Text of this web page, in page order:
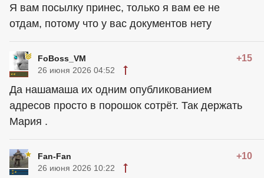
Я вам посылку принес, только я вам ее не
отдам, потому что у вас документов нету
FoBoss_VM +15
26 июня 2026 04:52
Да нашамаша их одним опубликованием
адресов просто в порошок сотрёт. Так держать
Мария .
Fan-Fan +10
26 июня 2026 10:22